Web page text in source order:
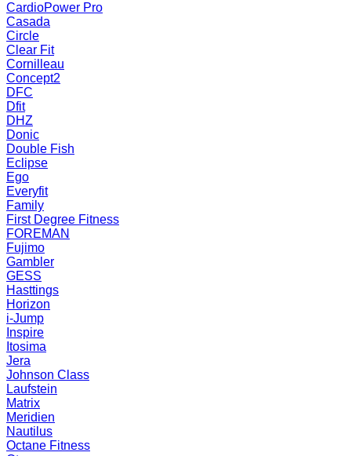
CardioPower Pro
Casada
Circle
Clear Fit
Cornilleau
Concept2
DFC
Dfit
DHZ
Donic
Double Fish
Eclipse
Ego
Everyfit
Family
First Degree Fitness
FOREMAN
Fujimo
Gambler
GESS
Hasttings
Horizon
i-Jump
Inspire
Itosima
Jera
Johnson Class
Laufstein
Matrix
Meridien
Nautilus
Octane Fitness